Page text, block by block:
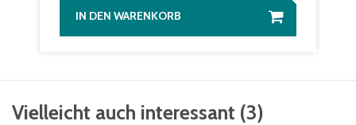
IN DEN WARENKORB
Vielleicht auch interessant (3)